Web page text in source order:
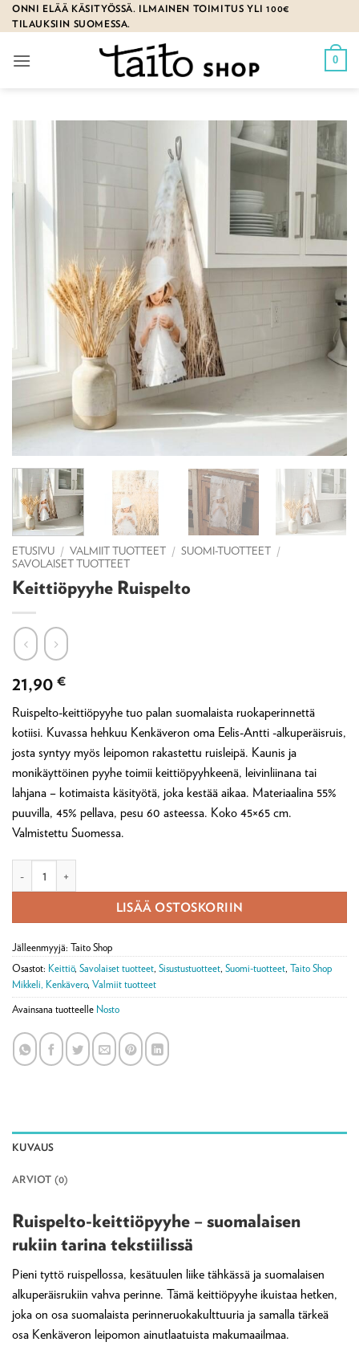
Skip
to
ONNI ELÄÄ KÄSITYÖSSÄ. ILMAINEN TOIMITUS YLI 100€
TILAUKSIIN SUOMESSA.
0
ETUSIVU / VALMIIT TUOTTEET / SUOMI-TUOTTEET /
SAVOLAISET TUOTTEET
Keittiöpyyhe Ruispelto
21,90 €
Ruispelto-keittiöpyyhe tuo palan suomalaista ruokaperinnettä
kotiisi. Kuvassa hehkuu Kenkäveron oma Eelis-Antti -alkuperäisruis,
josta syntyy myös leipomon rakastettu ruisleipä. Kaunis ja
monikäyttöinen pyyhe toimii keittiöpyyhkeenä, leivinliinana tai
lahjana – kotimaista käsityötä, joka kestää aikaa. Materiaalina 55%
puuvilla, 45% pellava, pesu 60 asteessa. Koko 45×65 cm.
Valmistettu Suomessa.
LISÄÄ OSTOSKORIIN
Jälleenmyyjä: Taito Shop
Osastot: Keittiö, Savolaiset tuotteet, Sisustustuotteet, Suomi-tuotteet, Taito Shop
Mikkeli, Kenkävero, Valmiit tuotteet
Avainsana tuotteelle Nosto
KUVAUS
ARVIOT (0)
Ruispelto-keittiöpyyhe – suomalaisen
rukiin tarina tekstiilissä
Pieni tyttö ruispellossa, kesätuulen liike tähkässä ja suomalaisen
alkuperäisrukiin vahva perinne. Tämä keittiöpyyhe ikuistaa hetken,
joka on osa suomalaista perinneruokakulttuuria ja samalla tärkeä
osa Kenkäveron leipomon ainutlaatuista makumaailmaa.